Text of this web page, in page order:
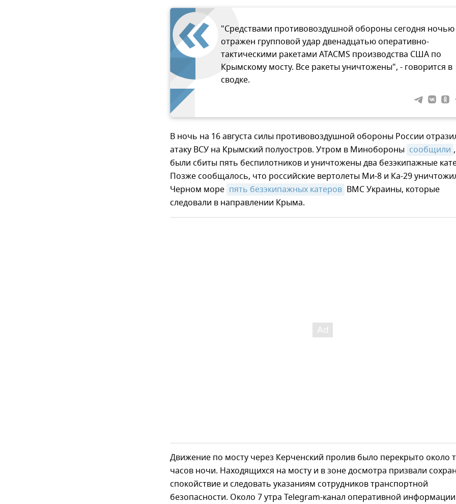
"Средствами противовоздушной обороны сегодня ночью
отражен групповой удар двенадцатью оперативно-
тактическими ракетами ATACMS производства США по
Крымскому мосту. Все ракеты уничтожены", - говорится в
сводке.
В ночь на 16 августа силы противовоздушной обороны России
атаку ВСУ на Крымский полуостров. Утром в Минобороны сообщили
были сбиты пять беспилотников и уничтожены два безэкипажные
Позже сообщалось, что российские вертолеты Ми-8 и Ка-29
Черном море пять безэкипажных катеров ВМС Украины, которые
следовали в направлении Крыма.
Движение по мосту через Керченский пролив было перекрыто около
часов ночи. Находящихся на мосту и в зоне досмотра призвали
спокойствие и следовать указаниям сотрудников транспортной
безопасности. Около 7 утра Telegram-канал оперативной